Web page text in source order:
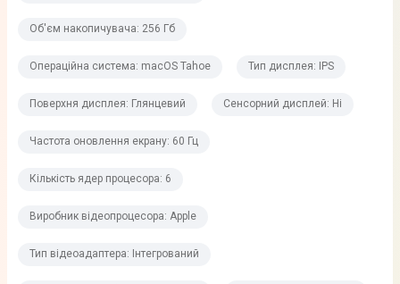
Динамічний
Операційна система
Операційна система
macOS Tahoe
Iнтерфейси
Bluetooth 6.0
Об'єм накопичувача: 256 Гб
Операційна система: macOS Tahoe Тип дисплея: IPS
Поверхня дисплея: Глянцевий Сенсорний дисплей: Ні
Частота оновлення екрану: 60 Гц
Кількість ядер процесора: 6
Виробник відеопроцесора: Apple
Тип відеоадаптера: Інтегрований